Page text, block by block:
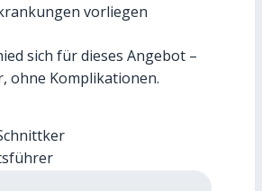
vorliegen
sich für dieses Angebot –
ohne Komplikationen.